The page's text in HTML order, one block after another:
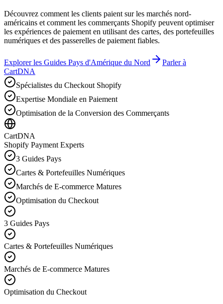
Découvrez comment les clients paient sur les marchés nord-
américains et comment les commerçants Shopify peuvent optimiser
les expériences de paiement en utilisant des cartes, des portefeuilles
numériques et des passerelles de paiement fiables.
Explorer les Guides Pays d'Amérique du Nord
Parler à
CartDNA
Spécialistes du Checkout Shopify
Expertise Mondiale en Paiement
Optimisation de la Conversion des Commerçants
CartDNA
Shopify Payment Experts
3 Guides Pays
Cartes & Portefeuilles Numériques
Marchés de E-commerce Matures
Optimisation du Checkout
3 Guides Pays
Cartes & Portefeuilles Numériques
Marchés de E-commerce Matures
Optimisation du Checkout